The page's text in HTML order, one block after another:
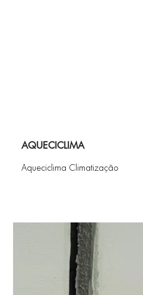
AQUECICLIMA
Aqueciclima Climatização